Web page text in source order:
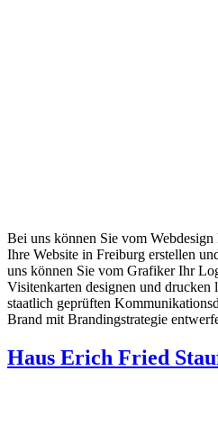
Bei uns können Sie vom
Ihre Website in Freiburg erstellen
uns können Sie vom Grafiker Ihr
Visitenkarten designen und drucken
staatlich geprüften
Brand mit Brandingstrategie
Haus Erich Fried